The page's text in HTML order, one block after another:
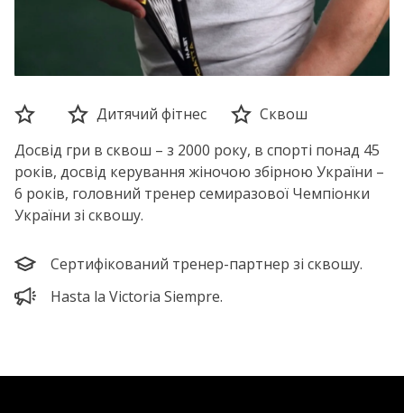
Дитячий фітнес
Сквош
Досвід гри в сквош – з 2000 року, в спорті понад 45
років, досвід керування жіночою збірною України –
6 років, головний тренер семиразової Чемпіонки
України зі сквошу.
Сертифікований тренер-партнер зі сквошу.
Hasta la Victoria Siempre.